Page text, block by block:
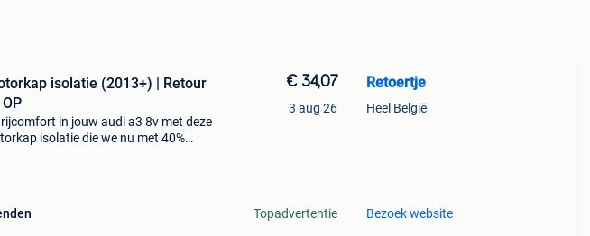
isolatie (2013+) | Retour
in jouw audi a3 8v met deze
isolatie die we nu met 40%
€ 34,07
3 aug 26
Topadvertentie
Retoertje
Heel België
Bezoek website